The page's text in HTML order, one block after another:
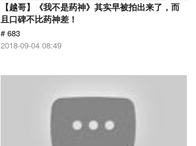
【越哥】《我不是药神》其实早被拍出来了，而
且口碑不比药神差！
# 683
2018-09-04 08:49